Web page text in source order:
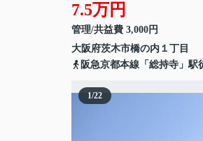
7.5万円
管理/共益費 3,000円
大阪府茨木市橋の内 １丁目
阪急京都本線「総持寺」駅
1/22